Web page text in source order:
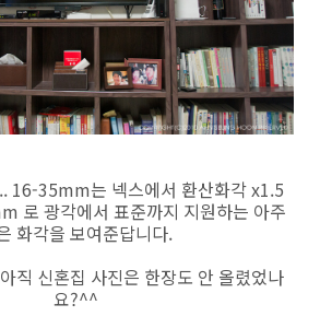
16-35mm는 넥스에서 환산화각 x1.5
로 광각에서 표준까지 지원하는 아주
화각을 보여준답니다.
직 신혼집 사진은 한장도 안 올렸었나
요?^^